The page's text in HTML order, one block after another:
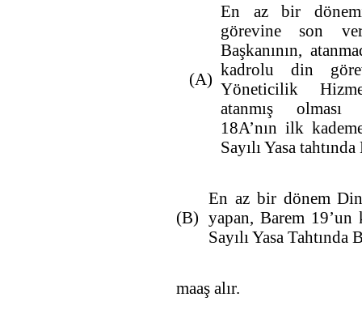
(A)
En az bir
görevine son
Başkanının,
kadrolu din
Yöneticilik
atanmış
18A’nın ilk
Sayılı Yasa
(B)
En az bir dönem
yapan, Barem 19’un
Sayılı Yasa Tahtında
maaş alır.